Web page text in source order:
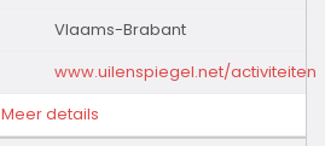
Vlaams-Brabant
www.uilenspiegel.net/activiteiten
Meer details